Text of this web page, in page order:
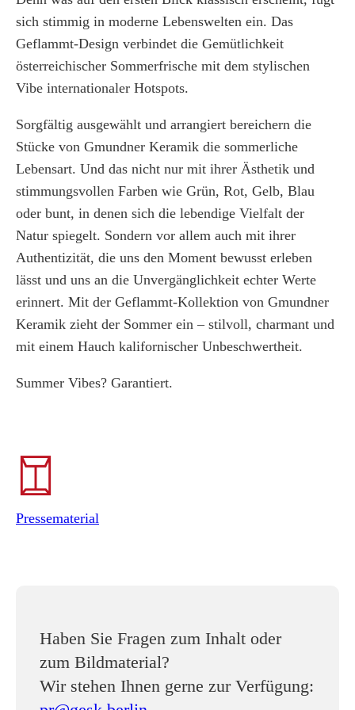
sich stimmig in moderne Lebenswelten ein. Das
Geflammt-Design verbindet die Gemütlichkeit
österreichischer Sommerfrische mit dem stylischen
Vibe internationaler Hotspots.
Sorgfältig ausgewählt und arrangiert bereichern die
Stücke von Gmundner Keramik die sommerliche
Lebensart. Und das nicht nur mit ihrer Ästhetik und
stimmungsvollen Farben wie Grün, Rot, Gelb, Blau
oder bunt, in denen sich die lebendige Vielfalt der
Natur spiegelt. Sondern vor allem auch mit ihrer
Authentizität, die uns den Moment bewusst erleben
lässt und uns an die Unvergänglichkeit echter Werte
erinnert. Mit der Geflammt-Kollektion von Gmundner
Keramik zieht der Sommer ein – stilvoll, charmant und
mit einem Hauch kalifornischer Unbeschwertheit.
Summer Vibes? Garantiert.
Pressematerial
Haben Sie Fragen zum Inhalt oder
zum Bildmaterial?
Wir stehen Ihnen gerne zur Verfügung: